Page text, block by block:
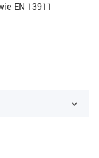
EN 13911